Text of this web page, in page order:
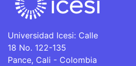
Universidad Icesi: Calle
18 No. 122-135
Pance, Cali - Colombia